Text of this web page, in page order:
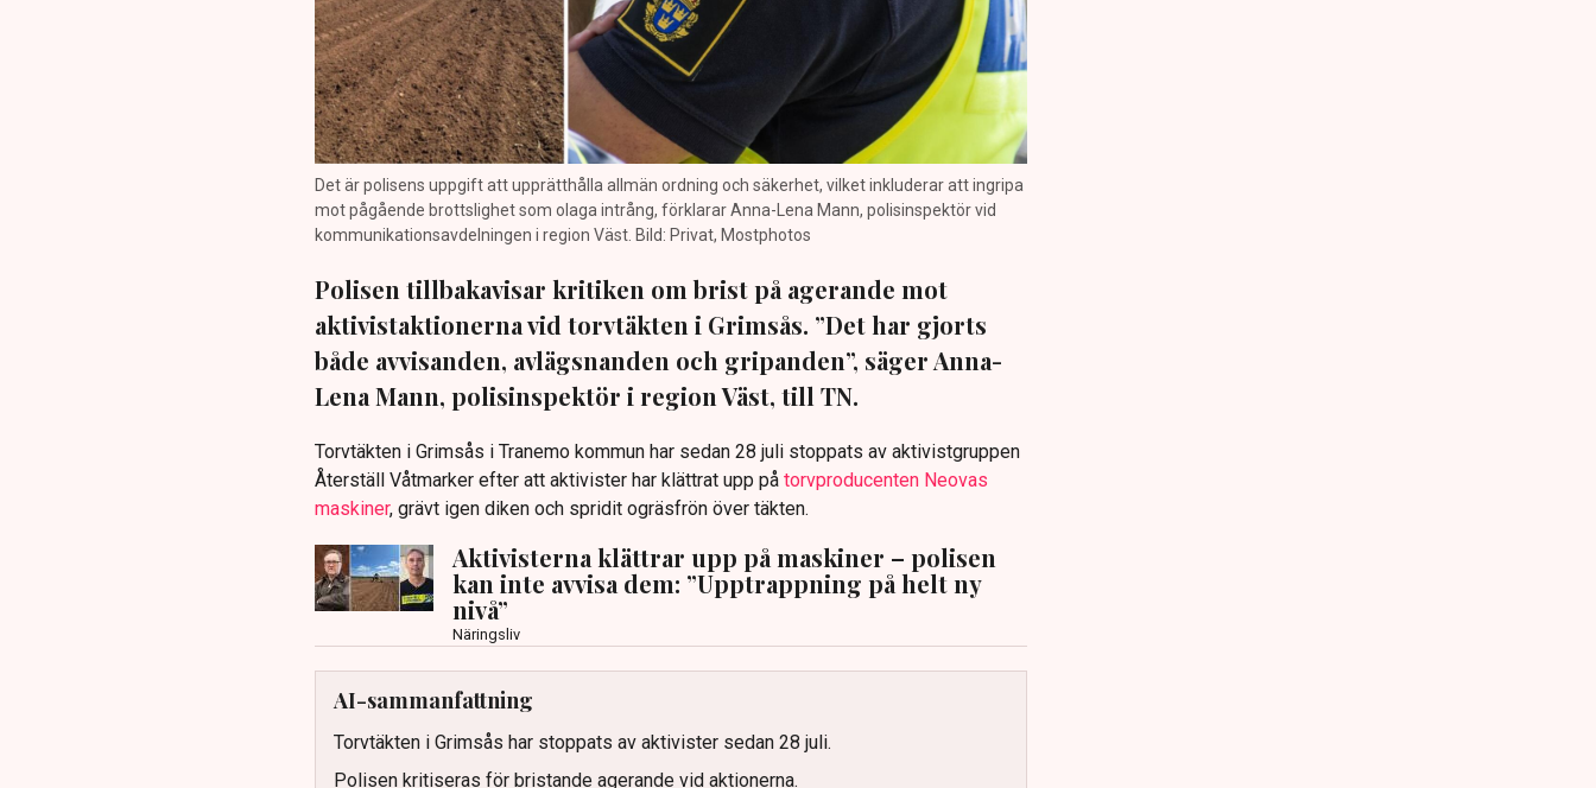
Det är polisens uppgift att upprätthålla allmän ordning och säkerhet, vilket inkluderar att ingripa
mot pågående brottslighet som olaga intrång, förklarar Anna-Lena Mann, polisinspektör vid
kommunikationsavdelningen i region Väst. Bild: Privat, Mostphotos
Polisen tillbakavisar kritiken om brist på agerande mot
aktivistaktionerna vid torvtäkten i Grimsås. ”Det har gjorts
både avvisanden, avlägsnanden och gripanden”, säger Anna-
Lena Mann, polisinspektör i region Väst, till TN.
Torvtäkten i Grimsås i Tranemo kommun har sedan 28 juli stoppats av aktivistgruppen
Återställ Våtmarker efter att aktivister har klättrat upp påtorvproducenten Neovas
maskiner, grävt igen diken och spridit ogräsfrön över täkten.
Aktivisterna klättrar upp på maskiner – polisen
kan inte avvisa dem: ”Upptrappning på helt ny
nivå”
Näringsliv
AI-sammanfattning
Torvtäkten i Grimsås har stoppats av aktivister sedan 28 juli.
Polisen kritiseras för bristande agerande vid aktionerna.